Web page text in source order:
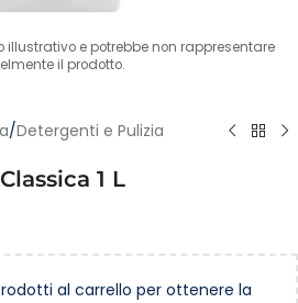
e potrebbe non rappresentare
il prodotto.
/Detergenti e Pulizia
1 L
al carrello per ottenere la